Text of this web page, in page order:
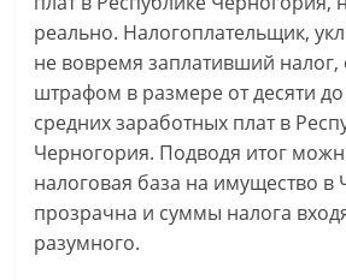
реально. Налогоплательщик,
не вовремя заплативший налог,
штрафом в размере от десяти до
средних заработных плат в
Черногория. Подводя итог
налоговая база на имущество в
прозрачна и суммы налога
разумного.